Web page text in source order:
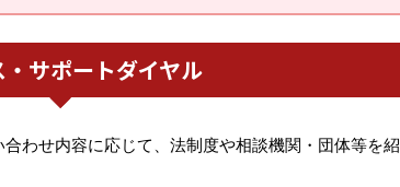
サポートダイヤル
わせ内容に応じて、法制度や相談機関・団体等を紹